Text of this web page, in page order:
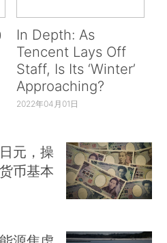
In Depth: As
Tencent Lays Off
Staff, Is Its ‘Winter’
Approaching?
2022年04月01日
元，操
币基本